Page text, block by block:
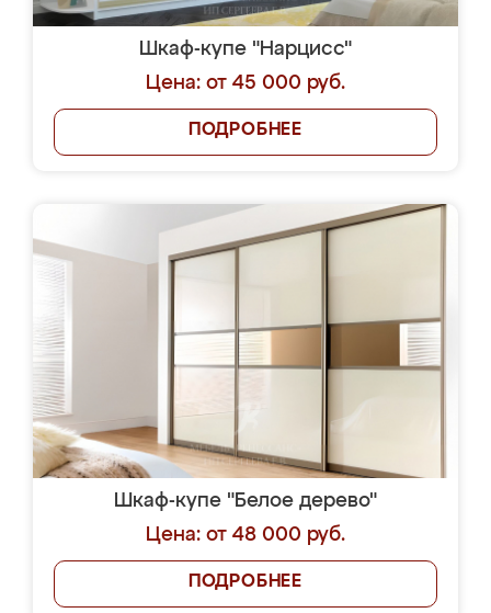
Шкаф-купе "Нарцисс"
Цена: от 45 000 руб.
ПОДРОБНЕЕ
Шкаф-купе "Белое дерево"
Цена: от 48 000 руб.
ПОДРОБНЕЕ